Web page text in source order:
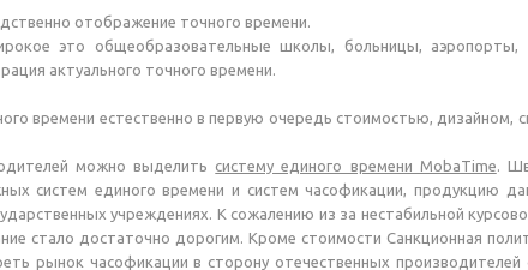
отображение точного времени.
это общеобразовательные школы, больницы, аэропорты,
актуального точного времени.
времени естественно в первую очередь стоимостью, дизайном,
можно выделить систему единого времени MobaTime.
систем единого времени и систем часофикации, продукцию
учреждениях. К сожалению из за нестабильной
стало достаточно дорогим. Кроме стоимости Санкционная
рынок часофикации в сторону отечественных производителей